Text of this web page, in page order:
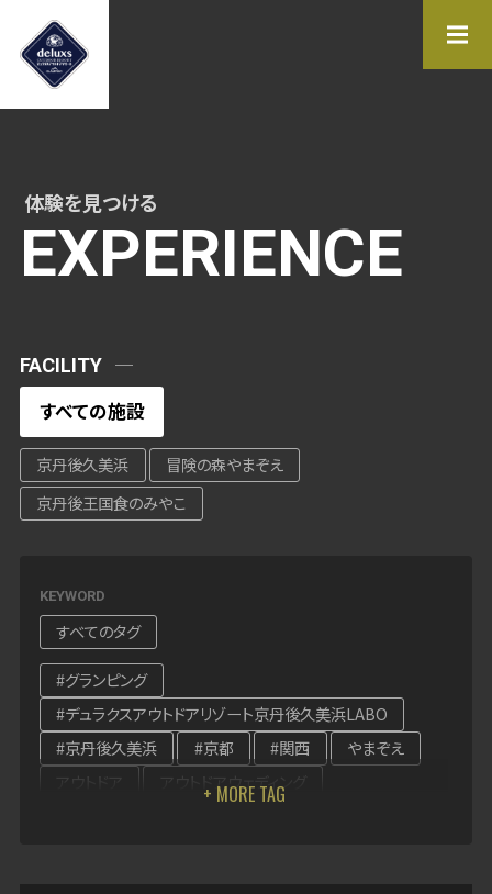
KYOTO
SHIGA
イベント情報
EVENT
お問合せ
CONTACT US
運営会社
NEWS
体験を見つける
EXPERIENCE
FACILITY
すべての施設
京丹後久美浜
冒険の森やまぞえ
京丹後王国食のみやこ
KEYWORD
すべてのタグ
#グランピング
#デュラクスアウトドアリゾート京丹後久美浜LABO
#京丹後久美浜
#京都 #関西
やまぞえ
アウトドア
アウトドアウェディング